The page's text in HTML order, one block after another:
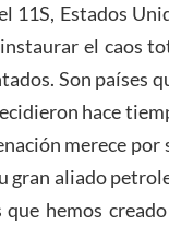
11S, Estados
el caos
Son países
hace
merece
gran aliado
hemos